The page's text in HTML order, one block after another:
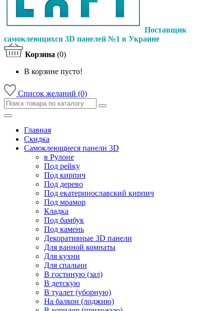
Поставщик
самоклеющихся 3D панелей №1 в Украине
Корзина (0)
В корзине пусто!
Список желаний (0)
Главная
Скидка
Самоклеющиеся панели 3D
в Рулоне
Под рейку
Под кирпич
Под дерево
Под екатеринославский кирпич
Под мрамор
Кладка
Под бамбук
Под камень
Декоративные 3D панели
Для ванной комнаты
Для кухни
Для спальни
В гостиную (зал)
В детскую
В туалет (уборную)
На балкон (лоджию)